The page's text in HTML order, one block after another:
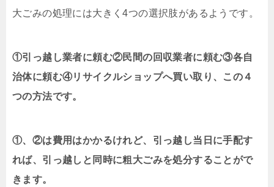
大ごみの処理には大きく4つの選択肢があるようです。
①引っ越し業者に頼む②民間の回収業者に頼む③各自
治体に頼む④リサイクルショップへ買い取り、この４
つの方法です。
①、②は費用はかかるけれど、引っ越し当日に手配す
れば、引っ越しと同時に粗大ごみを処分することがで
きます。